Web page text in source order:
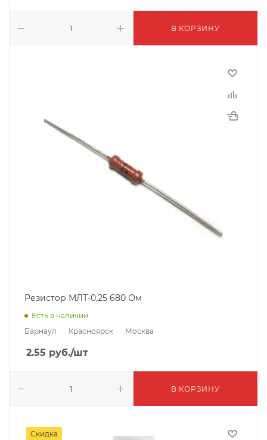
В КОРЗИНУ
Резистор МЛТ-0,25 680 Ом
Есть в наличии
Барнаул
Красноярск Москва
2.55 руб./шт
В КОРЗИНУ
Скидка